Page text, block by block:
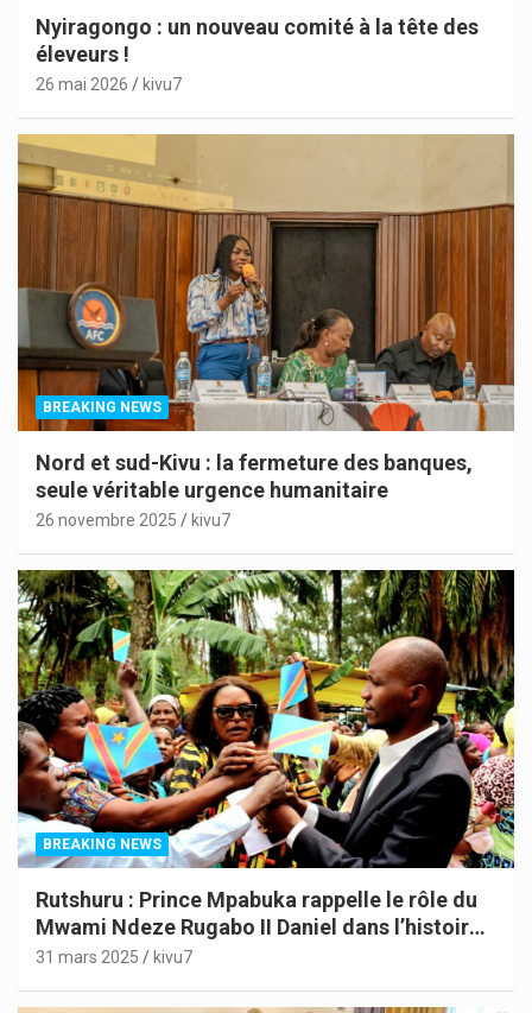
Nyiragongo : un nouveau comité à la tête des
éleveurs !
26 mai 2026 kivu7
BREAKING NEWS
Nord et sud-Kivu : la fermeture des banques,
seule véritable urgence humanitaire
26 novembre 2025 kivu7
BREAKING NEWS
Rutshuru : Prince Mpabuka rappelle le rôle du
Mwami Ndeze Rugabo II Daniel dans l’histoire
de l’Indépendance du Congo
31 mars 2025 kivu7